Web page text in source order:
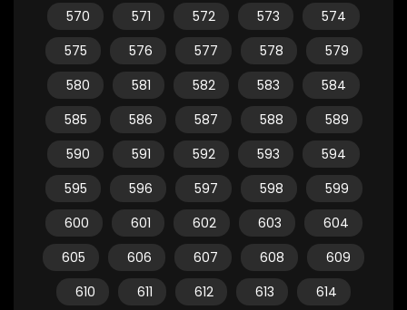
570
571 572 573
574
575
576 577 578
579
580
581 582 583
584
585
586 587 588
589
590
591 592 593
594
595
596 597 598
599
600
601 602 603
604
605
606 607 608
609
610
611 612 613
614